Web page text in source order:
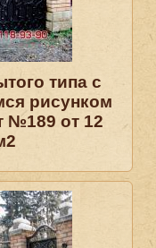
типа с
рисунком
№189 от 12